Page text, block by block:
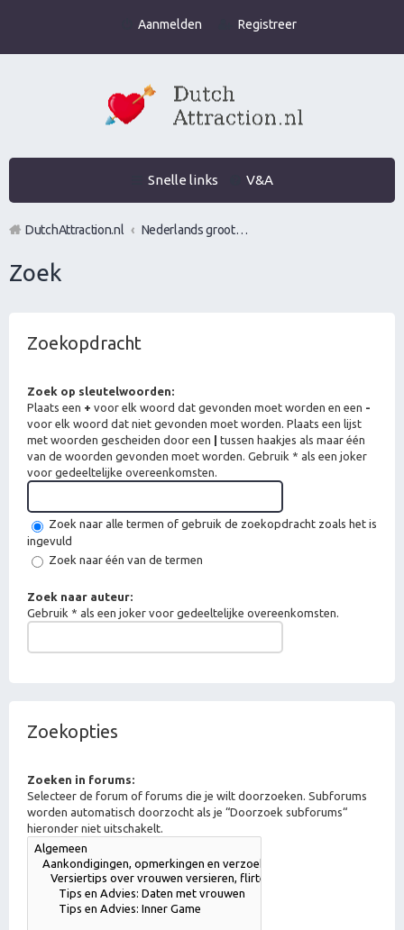
Aanmelden Registreer
Snelle links V&A
DutchAttraction.nl Nederlands grootste Dutch Attraction, Lifestyle, Vrouwen versieren en Pick-Up (PUA) Forum
Zoek
Zoekopdracht
Zoek op sleutelwoorden:
Plaats een + voor elk woord dat gevonden moet worden en een -
voor elk woord dat niet gevonden moet worden. Plaats een lijst
met woorden gescheiden door een
tussen haakjes als maar één
van de woorden gevonden moet worden. Gebruik * als een joker
voor gedeeltelijke overeenkomsten.
Zoek naar alle termen of gebruik de zoekopdracht zoals het is
ingevuld
Zoek naar één van de termen
Zoek naar auteur:
Gebruik * als een joker voor gedeeltelijke overeenkomsten.
Zoekopties
Zoeken in forums:
Selecteer de forum of forums die je wilt doorzoeken. Subforums
worden automatisch doorzocht als je “Doorzoek subforums“
hieronder niet uitschakelt.